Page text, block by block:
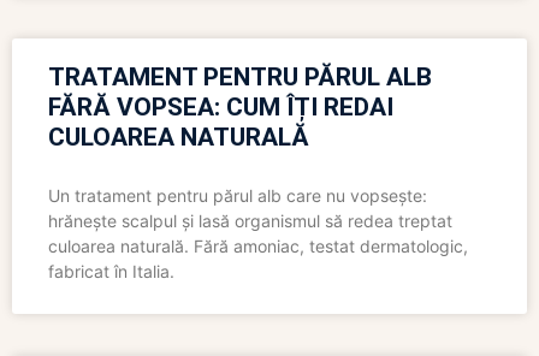
TRATAMENT PENTRU PĂRUL ALB
FĂRĂ VOPSEA: CUM ÎȚI REDAI
CULOAREA NATURALĂ
Un tratament pentru părul alb care nu vopsește:
hrănește scalpul și lasă organismul să redea treptat
culoarea naturală. Fără amoniac, testat dermatologic,
fabricat în Italia.